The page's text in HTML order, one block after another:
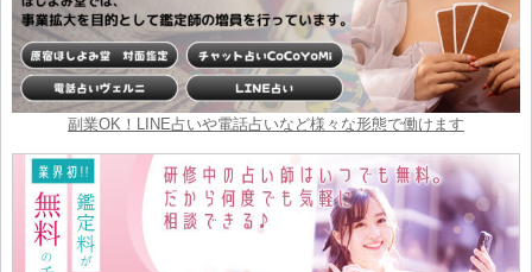
副業OK！LINE占いや電話占いなど様々な形態で働けます